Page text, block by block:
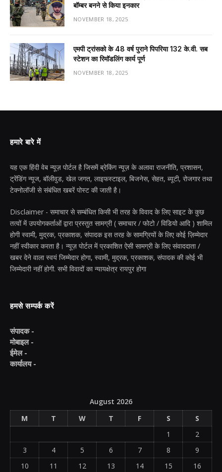
बॉम्बर बनने से किया इनकार
NOVEMBER 18, 2025
एमपी ट्रांसको के 48 वर्ष पुराने पिपरिया 132 के.वी. सब
स्टेशन का रिमॉडलिंग कार्य पूर्ण
NOVEMBER 18, 2025
हमारे बारे में
यह एक हिंदी वेब न्यूज़ पोर्टल है जिसमें ब्रेकिंग न्यूज़ के अलावा राजनीति, प्रशासन,
ट्रेंडिंग न्यूज, बॉलीवुड, खेल जगत, लाइफस्टाइल, बिजनेस, सेहत, ब्यूटी, रोजगार तथा
टेक्नोलॉजी से संबंधित खबरें पोस्ट की जाती है।
Disclaimer - समाचार से सम्बंधित किसी भी तरह के विवाद के लिए साइट के कुछ
तत्वों में उपयोगकर्ताओं द्वारा प्रस्तुत सामग्री ( समाचार / फोटो / विडियो आदि ) शामिल
होगी स्वामी, मुद्रक, प्रकाशक, संपादक इस तरह के सामग्रियों के लिए कोई ज़िम्मेदार
नहीं स्वीकार करता है। न्यूज़ पोर्टल में प्रकाशित ऐसी सामग्री के लिए संवाददाता /
खबर देने वाला स्वयं जिम्मेदार होगा, स्वामी, मुद्रक, प्रकाशक, संपादक की कोई भी
जिम्मेदारी नहीं होगी. सभी विवादों का न्यायक्षेत्र रायपुर होगा
हमसे सम्पर्क करें
संपादक -
मोबाइल -
ईमेल -
कार्यालय -
August 2026
M
T W T F S
S
1
2
3
4 5 6 7 8
9
10
11 12 13 14 15 16